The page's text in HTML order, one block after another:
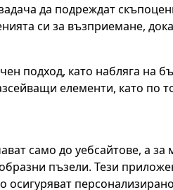
да подреждат
си за възприемане,
подход, като набляга на
елементи, като по
само до уебсайтове, а за
пъзели. Тези
осигуряват